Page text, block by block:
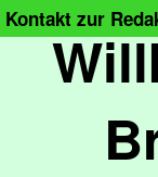
Kontakt zur